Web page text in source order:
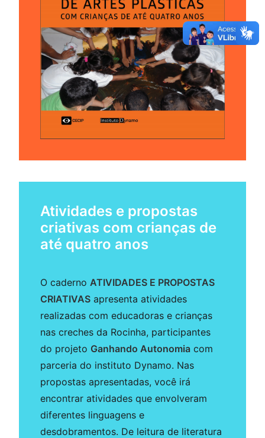
Atividades e propostas
criativas com crianças de
até quatro anos
O caderno ATIVIDADES E PROPOSTAS
CRIATIVAS apresenta atividades
realizadas com educadoras e crianças
nas creches da Rocinha, participantes
do projeto Ganhando Autonomia com
parceria do instituto Dynamo. Nas
propostas apresentadas, você irá
encontrar atividades que envolveram
diferentes linguagens e
desdobramentos. De leitura de literatura